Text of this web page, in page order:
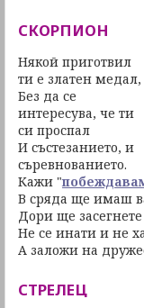
СКОРПИОН
Някой приготвил
ти е златен медал,
Без да се
интересува, че ти
си проспал
И състезанието, и
съревнованието.
Кажи "
В сряда ще имаш
Дори ще
Не се инати и не
А заложи на
СТРЕЛЕЦ